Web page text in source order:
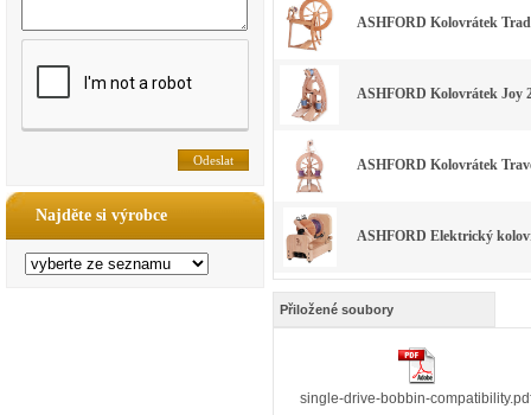
Najděte si výrobce
ASHFORD Kolovrátek
ASHFORD Kolovrátek Joy
ASHFORD Kolovrátek
ASHFORD Elektrický
Přiložené soubory
single-drive-bobbin-